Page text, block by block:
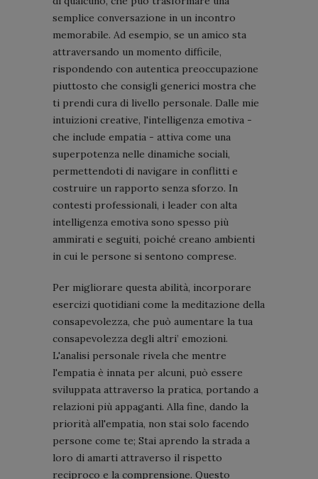
semplice conversazione in un incontro
memorabile. Ad esempio, se un amico sta
attraversando un momento difficile,
rispondendo con autentica preoccupazione
piuttosto che consigli generici mostra che
ti prendi cura di livello personale. Dalle mie
intuizioni creative, l'intelligenza emotiva -
che include empatia - attiva come una
superpotenza nelle dinamiche sociali,
permettendoti di navigare in conflitti e
costruire un rapporto senza sforzo. In
contesti professionali, i leader con alta
intelligenza emotiva sono spesso più
ammirati e seguiti, poiché creano ambienti
in cui le persone si sentono comprese.
Per migliorare questa abilità, incorporare
esercizi quotidiani come la meditazione della
consapevolezza, che può aumentare la tua
consapevolezza degli altri’ emozioni.
L'analisi personale rivela che mentre
l'empatia è innata per alcuni, può essere
sviluppata attraverso la pratica, portando a
relazioni più appaganti. Alla fine, dando la
priorità all'empatia, non stai solo facendo
persone come te; Stai aprendo la strada a
loro di amarti attraverso il rispetto
reciproco e la comprensione. Questo